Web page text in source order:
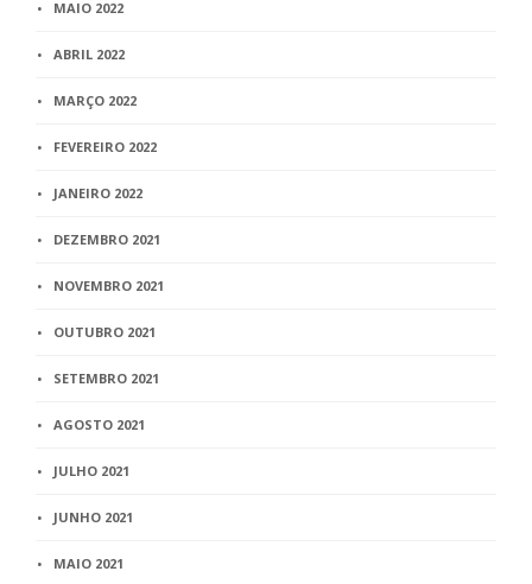
MAIO 2022
ABRIL 2022
MARÇO 2022
FEVEREIRO 2022
JANEIRO 2022
DEZEMBRO 2021
NOVEMBRO 2021
OUTUBRO 2021
SETEMBRO 2021
AGOSTO 2021
JULHO 2021
JUNHO 2021
MAIO 2021